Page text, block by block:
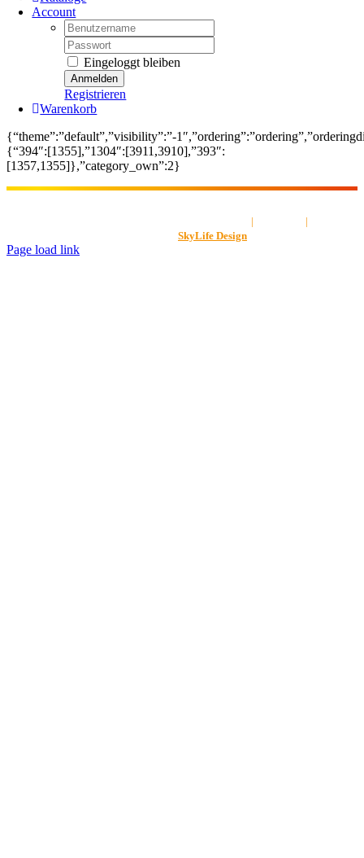
Account
Username:
Password:
Eingeloggt bleiben
Registrieren
Warenkorb
{“theme”:”default”,”visibility”:”-
{“394″:[1355],”1304″:[3911,3910],”393″:
[1357,1355]},”category_own”:2}
| |
SkyLife Design
Page load link